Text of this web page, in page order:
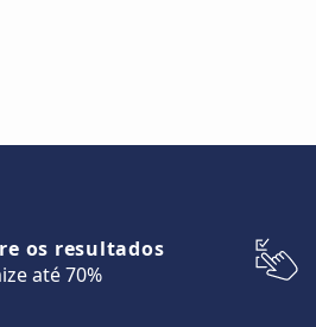
os resultados
até 70%